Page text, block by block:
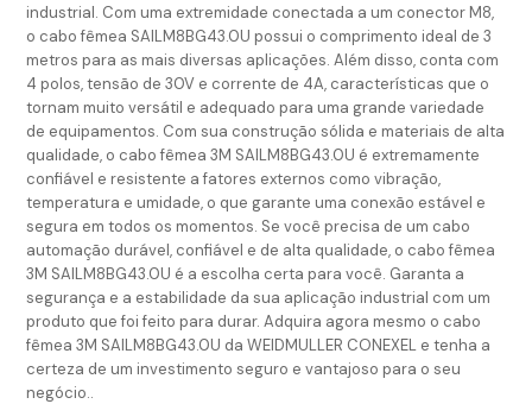
industrial. Com uma extremidade conectada a um conector M8,
o cabo fêmea SAILM8BG43.0U possui o comprimento ideal de 3
metros para as mais diversas aplicações. Além disso, conta com
4 polos, tensão de 30V e corrente de 4A, características que o
tornam muito versátil e adequado para uma grande variedade
de equipamentos. Com sua construção sólida e materiais de alta
qualidade, o cabo fêmea 3M SAILM8BG43.0U é extremamente
confiável e resistente a fatores externos como vibração,
temperatura e umidade, o que garante uma conexão estável e
segura em todos os momentos. Se você precisa de um cabo
automação durável, confiável e de alta qualidade, o cabo fêmea
3M SAILM8BG43.0U é a escolha certa para você. Garanta a
segurança e a estabilidade da sua aplicação industrial com um
produto que foi feito para durar. Adquira agora mesmo o cabo
fêmea 3M SAILM8BG43.0U da WEIDMULLER CONEXEL e tenha a
certeza de um investimento seguro e vantajoso para o seu
negócio..